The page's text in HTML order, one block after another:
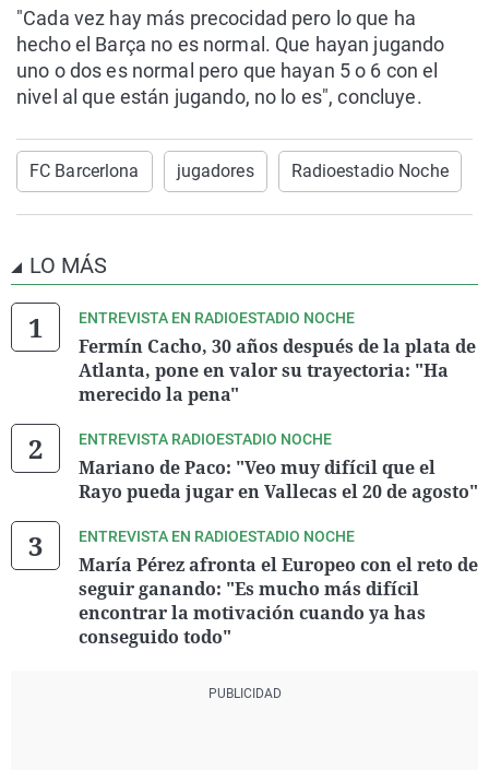
"Cada vez hay más precocidad pero lo que ha
hecho el Barça no es normal. Que hayan jugando
uno o dos es normal pero que hayan 5 o 6 con el
nivel al que están jugando, no lo es", concluye.
FC Barcerlona jugadores Radioestadio Noche
LO MÁS
ENTREVISTA EN RADIOESTADIO NOCHE
Fermín Cacho, 30 años después de la plata de
Atlanta, pone en valor su trayectoria: "Ha
merecido la pena"
ENTREVISTA RADIOESTADIO NOCHE
Mariano de Paco: "Veo muy difícil que el
Rayo pueda jugar en Vallecas el 20 de agosto"
ENTREVISTA EN RADIOESTADIO NOCHE
María Pérez afronta el Europeo con el reto de
seguir ganando: "Es mucho más difícil
encontrar la motivación cuando ya has
conseguido todo"